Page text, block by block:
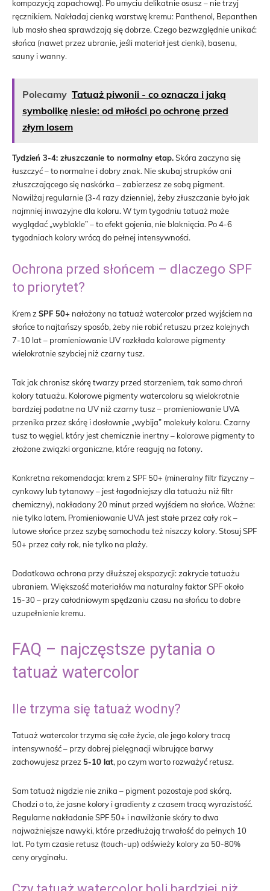
kompozycją zapachową). Po umyciu delikatnie osusz – nie trzyj
ręcznikiem. Nakładaj cienką warstwę kremu: Panthenol, Bepanthen
lub masło shea sprawdzają się dobrze. Czego bezwzględnie unikać:
słońca (nawet przez ubranie, jeśli materiał jest cienki), basenu,
sauny i wanny.
Polecamy Tatuaż piwonii - co oznacza i jaką
symbolikę niesie: od miłości po ochronę przed
złym losem
Tydzień 3-4: złuszczanie to normalny etap.Skóra zaczyna się
łuszczyć – to normalne i dobry znak. Nie skubaj strupków ani
złuszczającego się naskórka – zabierzesz ze sobą pigment.
Nawilżaj regularnie (3-4 razy dziennie), żeby złuszczanie było jak
najmniej inwazyjne dla koloru. W tym tygodniu tatuaż może
wyglądać „wyblakle” – to efekt gojenia, nie blaknięcia. Po 4-6
tygodniach kolory wrócą do pełnej intensywności.
Ochrona przed słońcem – dlaczego SPF
to priorytet?
Krem zSPF 50+ nałożony na tatuaż watercolor przed wyjściem na
słońce to najtańszy sposób, żeby nie robić retuszu przez kolejnych
7-10 lat – promieniowanie UV rozkłada kolorowe pigmenty
wielokrotnie szybciej niż czarny tusz.
Tak jak chronisz skórę twarzy przed starzeniem, tak samo chroń
kolory tatuażu. Kolorowe pigmenty watercoloru są wielokrotnie
bardziej podatne na UV niż czarny tusz – promieniowanie UVA
przenika przez skórę i dosłownie „wybija” molekuły koloru. Czarny
tusz to węgiel, który jest chemicznie inertny – kolorowe pigmenty to
złożone związki organiczne, które reagują na fotony.
Konkretna rekomendacja: krem z SPF 50+ (mineralny filtr fizyczny –
cynkowy lub tytanowy – jest łagodniejszy dla tatuażu niż filtr
chemiczny), nakładany 20 minut przed wyjściem na słońce. Ważne:
nie tylko latem. Promieniowanie UVA jest stałe przez cały rok –
lutowe słońce przez szybę samochodu też niszczy kolory. Stosuj SPF
50+ przez cały rok, nie tylko na plaży.
Dodatkowa ochrona przy dłuższej ekspozycji: zakrycie tatuażu
ubraniem. Większość materiałów ma naturalny faktor SPF około
15-30 – przy całodniowym spędzaniu czasu na słońcu to dobre
uzupełnienie kremu.
FAQ – najczęstsze pytania o
tatuaż watercolor
Ile trzyma się tatuaż wodny?
Tatuaż watercolor trzyma się całe życie, ale jego kolory tracą
intensywność – przy dobrej pielęgnacji wibrujące barwy
zachowujesz przez 5-10 lat, po czym warto rozważyć retusz.
Sam tatuaż nigdzie nie znika – pigment pozostaje pod skórą.
Chodzi o to, że jasne kolory i gradienty z czasem tracą wyrazistość.
Regularne nakładanie SPF 50+ i nawilżanie skóry to dwa
najważniejsze nawyki, które przedłużają trwałość do pełnych 10
lat. Po tym czasie retusz (touch-up) odświeży kolory za 50-80%
ceny oryginału.